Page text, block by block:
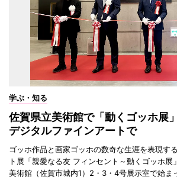
学ぶ・知る
佐賀県立美術館で「動くゴッホ
デジタルファインアートで
ゴッホ作品と画家ゴッホの数奇な生涯を表現す
ト展「親愛なる友 フィンセント～動くゴッホ
美術館（佐賀市城内1）2・3・4号展示室で始ま